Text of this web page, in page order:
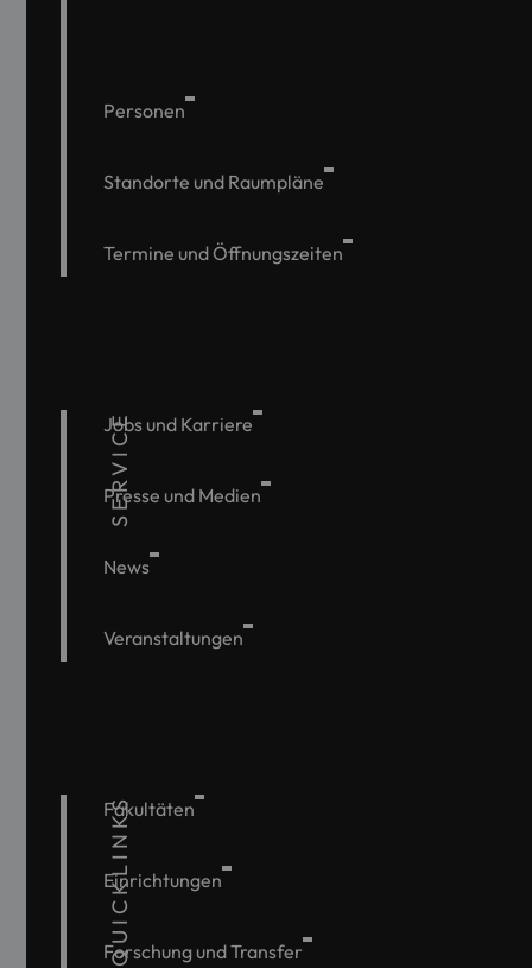
Personen
Standorte und Raumpläne
Termine und Öffnungszeiten
SERVICE
Jobs und Karriere
Presse und Medien
News
Veranstaltungen
QUICKLINKS
Fakultäten
Einrichtungen
Forschung und Transfer